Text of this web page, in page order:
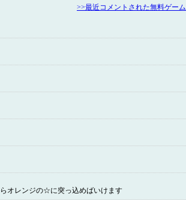
>>最近コメントされた無料ゲーム
オレンジの☆に突っ込めばいけます